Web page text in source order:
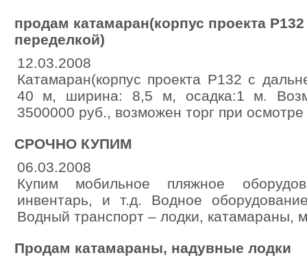
продам катамаран(корпус проекта
переделкой)
12.03.2008
Катамаран(корпус проекта Р132 с
40 м, ширина: 8,5 м, осадка:1 м.
3500000 руб., возможен торг при осмотре
СРОЧНО КУПИМ
06.03.2008
Купим мобильное пляжное
инвентарь, и т.д. Водное
Водный транспорт – лодки, катамараны,
Продам катамараны, надувные лодки